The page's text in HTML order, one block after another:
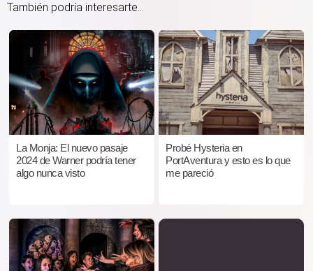
También podría interesarte...
La Monja: El nuevo pasaje
2024 de Warner podría tener
algo nunca visto
Probé Hysteria en
PortAventura y esto es lo que
me pareció